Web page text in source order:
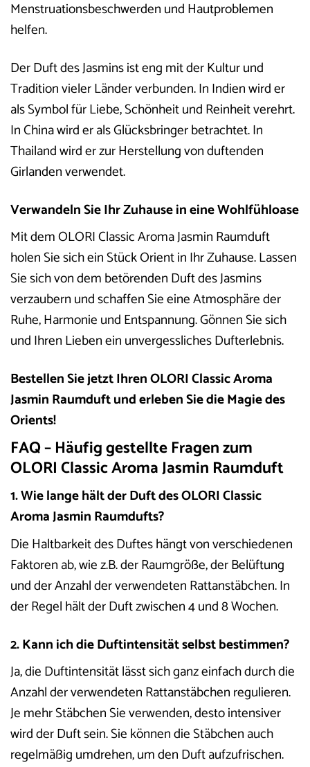
Menstruationsbeschwerden und Hautproblemen
helfen.
Der Duft des Jasmins ist eng mit der Kultur und
Tradition vieler Länder verbunden. In Indien wird er
als Symbol für Liebe, Schönheit und Reinheit verehrt.
In China wird er als Glücksbringer betrachtet. In
Thailand wird er zur Herstellung von duftenden
Girlanden verwendet.
Verwandeln Sie Ihr Zuhause in eine Wohlfühloase
Mit dem OLORI Classic Aroma Jasmin Raumduft
holen Sie sich ein Stück Orient in Ihr Zuhause. Lassen
Sie sich von dem betörenden Duft des Jasmins
verzaubern und schaffen Sie eine Atmosphäre der
Ruhe, Harmonie und Entspannung. Gönnen Sie sich
und Ihren Lieben ein unvergessliches Dufterlebnis.
Bestellen Sie jetzt Ihren OLORI Classic Aroma
Jasmin Raumduft und erleben Sie die Magie des
Orients!
FAQ – Häufig gestellte Fragen zum
OLORI Classic Aroma Jasmin Raumduft
1. Wie lange hält der Duft des OLORI Classic
Aroma Jasmin Raumdufts?
Die Haltbarkeit des Duftes hängt von verschiedenen
Faktoren ab, wie z.B. der Raumgröße, der Belüftung
und der Anzahl der verwendeten Rattanstäbchen. In
der Regel hält der Duft zwischen 4 und 8 Wochen.
2. Kann ich die Duftintensität selbst bestimmen?
Ja, die Duftintensität lässt sich ganz einfach durch die
Anzahl der verwendeten Rattanstäbchen regulieren.
Je mehr Stäbchen Sie verwenden, desto intensiver
wird der Duft sein. Sie können die Stäbchen auch
regelmäßig umdrehen, um den Duft aufzufrischen.